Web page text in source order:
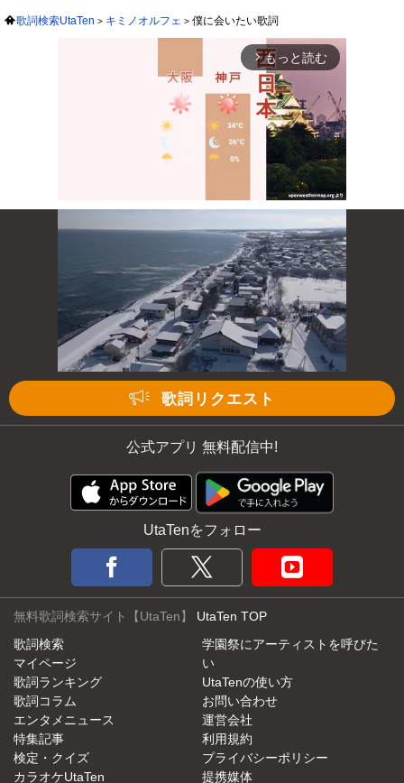
歌詞検索UtaTen キミノオルフェ 僕に会いたい歌詞
arrow_forward_ios もっと読む
Mute
次の動画まで 3 キャンセル
歌詞リクエスト
公式アプリ 無料配信中!
UtaTenをフォロー
無料歌詞検索サイト【UtaTen】 UtaTen TOP
歌詞検索
マイページ
歌詞ランキング
歌詞コラム
エンタメニュース
特集記事
検定・クイズ
カラオケUtaTen
学園祭にアーティストを呼びた
い
UtaTenの使い方
お問い合わせ
運営会社
利用規約
プライバシーポリシー
提携媒体